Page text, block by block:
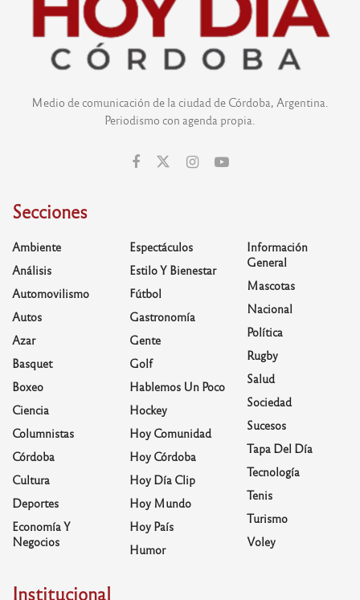
Medio de comunicación de la ciudad de Córdoba, Argentina.
Periodismo con agenda propia.
Secciones
Ambiente
Análisis
Automovilismo
Autos
Azar
Basquet
Boxeo
Ciencia
Columnistas
Córdoba
Cultura
Deportes
Economía Y
Negocios
Espectáculos
Estilo Y Bienestar
Fútbol
Gastronomía
Gente
Golf
Hablemos Un Poco
Hockey
Hoy Comunidad
Hoy Córdoba
Hoy Día Clip
Hoy Mundo
Hoy País
Humor
Información
General
Mascotas
Nacional
Política
Rugby
Salud
Sociedad
Sucesos
Tapa Del Día
Tecnología
Tenis
Turismo
Voley
Institucional